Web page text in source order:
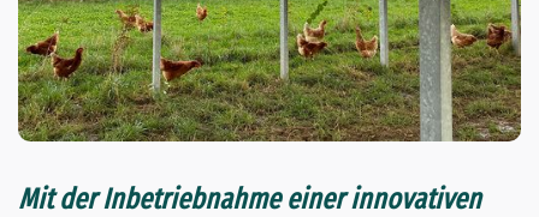
Mit der Inbetriebnahme einer innovativen